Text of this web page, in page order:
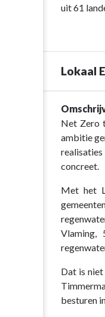
uit 61
Lokaal
Terug
navigatie
Lokaal
Energie-
Klimaatpact
(LEKP)
Lokaal
Energie-
Net Zero
ambitie
concreet.
Met het
Vlaming,
Dat is
besturen